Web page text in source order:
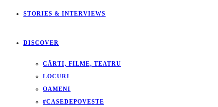
STORIES & INTERVIEWS
DISCOVER
CĂRTI, FILME, TEATRU
LOCURI
OAMENI
#CASEDEPOVESTE